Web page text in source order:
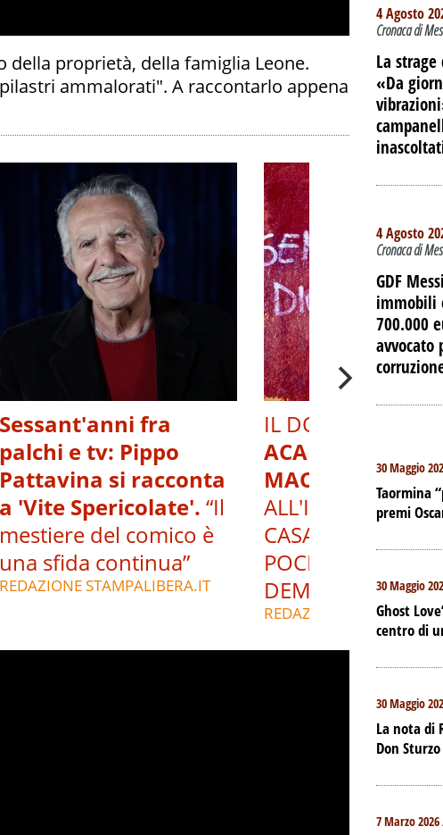
della proprietà, della famiglia Leone.
ammalorati". A raccontarlo appena
Sessant'anni fra
palchi e tv: Pippo
Pattavina si racconta
a 'Vite Spericolate'. “Il
mestiere del comico è
una sfida continua”
REDAZIONE STAMPALIBERA.IT
IL DOCUMENTO -
ACAB, OLTRE LE
MACERIE.
ALL'INTERNO
CASA DEL
POCHE ORE DALLA
DEMOLIZIONE
REDAZIONE
4 Agosto
Cronaca di
La
«Da
4 Agosto
Cronaca di
GDF
immobili
700.000
avvocato
30 Maggio
Taormina
premi
30 Maggio
Ghost
centro di
30 Maggio
La nota di
Don
7 Marzo